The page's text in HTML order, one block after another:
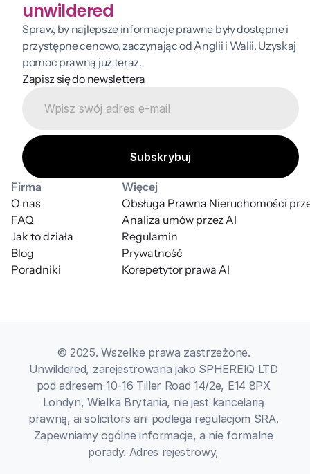
unwildered
Spraw, by najlepsze informacje prawne były dostępne i
przystępne cenowo, zaczynając od Anglii i Walii. Uzyskaj
pomoc prawną już teraz.
Zapisz się do newslettera
Firma
O nas
FAQ
Jak to działa
Blog
Poradniki
Więcej
Regulamin
Analiza umów przez AI
Korepetytor prawa AI
Prywatność
Obsługa Prawna Nieruchomości
© 2025. Wszelkie prawa zastrzeżone.
Unwildered, zarejestrowana jako SPHEREIQ LTD
pod adresem 10-16 Tiller Road 14/2e, E14 8PX
Londyn, Wielka Brytania, nie jest kancelarią
prawną, ai solicitors ani podlega regulacjom SRA.
Zapewniamy ogólne informacje, a nie formalne
porady. Adres rejestrowy,